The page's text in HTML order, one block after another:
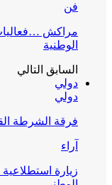
فن
مراكش …فعاليات
الوطنية
السابق التالي
دولي
دولي
فرقة الشرطة
آراء
زيارة استطلاعية